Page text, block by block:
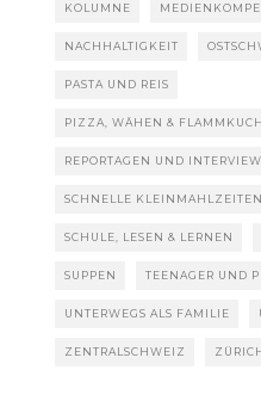
KOLUMNE
NACHHALTIGKEIT
PASTA UND REIS
PIZZA, WÄHEN &
REPORTAGEN UND
SCHNELLE KLEINMAHLZEITEN
SCHULE, LESEN & LERNEN
SUPPEN TEENAGER UND
UNTERWEGS ALS FAMILIE
ZENTRALSCHWEIZ